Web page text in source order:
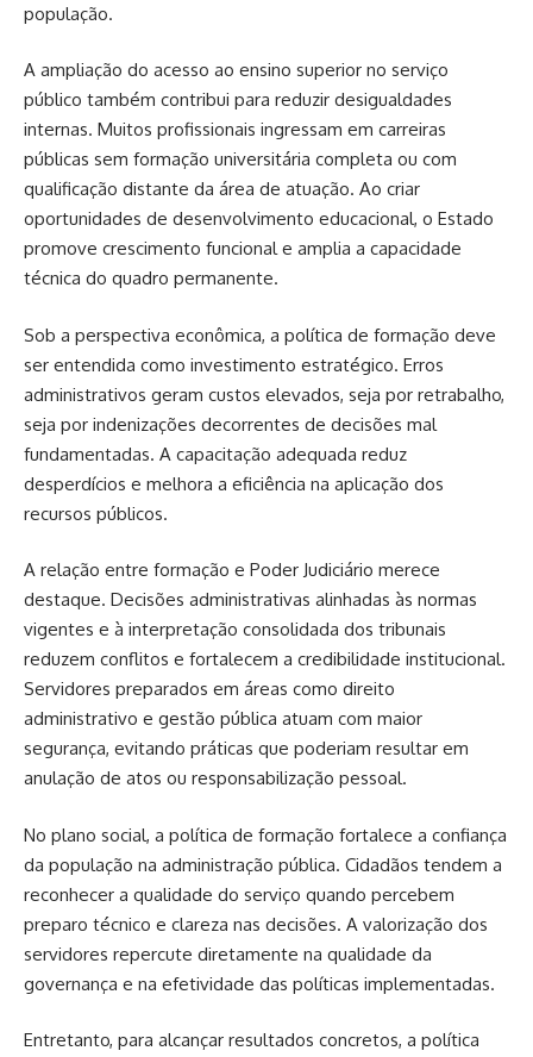
população.
A ampliação do acesso ao ensino superior no serviço
público também contribui para reduzir desigualdades
internas. Muitos profissionais ingressam em carreiras
públicas sem formação universitária completa ou com
qualificação distante da área de atuação. Ao criar
oportunidades de desenvolvimento educacional, o Estado
promove crescimento funcional e amplia a capacidade
técnica do quadro permanente.
Sob a perspectiva econômica, a política de formação deve
ser entendida como investimento estratégico. Erros
administrativos geram custos elevados, seja por retrabalho,
seja por indenizações decorrentes de decisões mal
fundamentadas. A capacitação adequada reduz
desperdícios e melhora a eficiência na aplicação dos
recursos públicos.
A relação entre formação e Poder Judiciário merece
destaque. Decisões administrativas alinhadas às normas
vigentes e à interpretação consolidada dos tribunais
reduzem conflitos e fortalecem a credibilidade institucional.
Servidores preparados em áreas como direito
administrativo e gestão pública atuam com maior
segurança, evitando práticas que poderiam resultar em
anulação de atos ou responsabilização pessoal.
No plano social, a política de formação fortalece a confiança
da população na administração pública. Cidadãos tendem a
reconhecer a qualidade do serviço quando percebem
preparo técnico e clareza nas decisões. A valorização dos
servidores repercute diretamente na qualidade da
governança e na efetividade das políticas implementadas.
Entretanto, para alcançar resultados concretos, a política